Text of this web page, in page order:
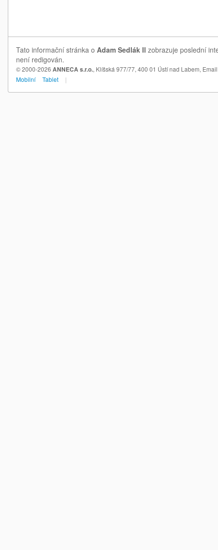
Tato informační stránka o Adam Sedlák Il zobrazuje poslední
není redigován.
© 2000-2026 ANNECA s.r.o., Klíšská 977/77, 400 01 Ústí nad Labem,
Mobilní
Tablet |